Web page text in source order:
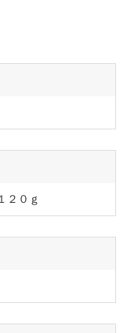
２０ｇ